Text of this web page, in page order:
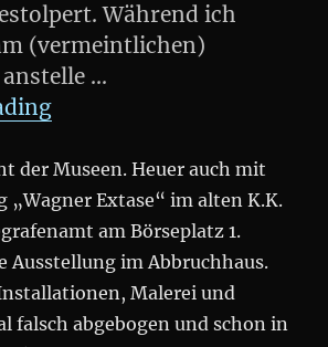
Während ich
(vermeintlichen)
…
„Lange Nacht der
der Museen. Heuer auch mit
„Wagner Extase“ im alten K.K.
am Börseplatz 1.
Ausstellung im Abbruchhaus.
Malerei und
falsch abgebogen und schon in